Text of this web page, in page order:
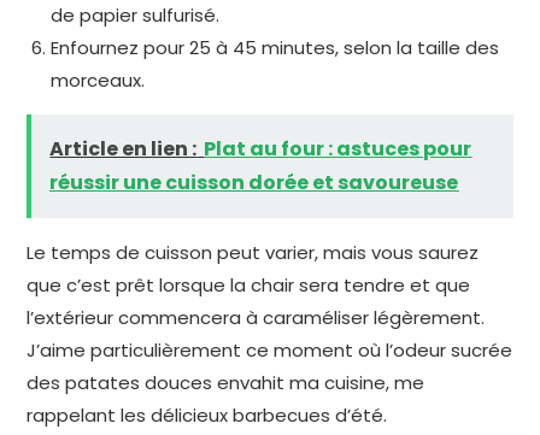
de papier sulfurisé.
Enfournez pour 25 à 45 minutes, selon la taille des
morceaux.
Article en lien : Plat au four : astuces pour
réussir une cuisson dorée et savoureuse
Le temps de cuisson peut varier, mais vous saurez
que c’est prêt lorsque la chair sera tendre et que
l’extérieur commencera à caraméliser légèrement.
J’aime particulièrement ce moment où l’odeur sucrée
des patates douces envahit ma cuisine, me
rappelant les délicieux barbecues d’été.